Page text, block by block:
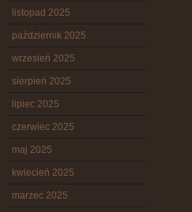
listopad 2025
październik 2025
wrzesień 2025
sierpień 2025
lipiec 2025
czerwiec 2025
maj 2025
kwiecień 2025
marzec 2025